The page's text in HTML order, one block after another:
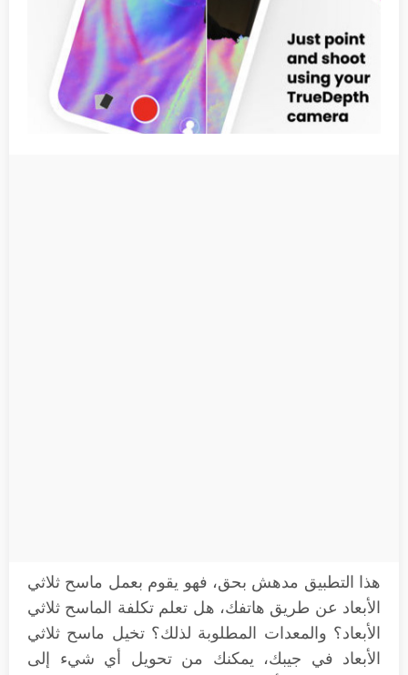
هذا التطبيق مدهش بحق، فهو يقوم بعمل ماسح ثلاثي
الأبعاد عن طريق هاتفك، هل تعلم تكلفة الماسح ثلاثي
الأبعاد؟ والمعدات المطلوبة لذلك؟ تخيل ماسح ثلاثي
الأبعاد في جيبك، يمكنك من تحويل أي شيء إلى